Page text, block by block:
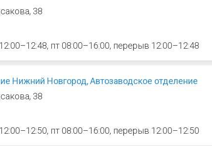
38
пт 08:00–16:00, перерыв 12:00–12:48
Нижний Новгород, Автозаводское отделение
38
пт 08:00–16:00, перерыв 12:00–12:50